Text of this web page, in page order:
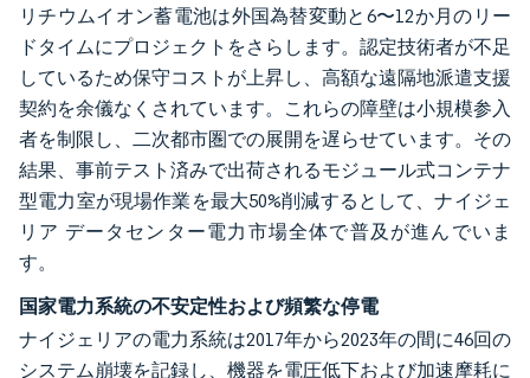
リチウムイオン蓄電池は外国為替変動と6〜12か月のリー
ドタイムにプロジェクトをさらします。認定技術者が不足
しているため保守コストが上昇し、高額な遠隔地派遣支援
契約を余儀なくされています。これらの障壁は小規模参入
者を制限し、二次都市圏での展開を遅らせています。その
結果、事前テスト済みで出荷されるモジュール式コンテナ
型電力室が現場作業を最大50%削減するとして、ナイジェ
リア データセンター電力市場全体で普及が進んでいま
す。
国家電力系統の不安定性および頻繁な停電
ナイジェリアの電力系統は2017年から2023年の間に46回の
システム崩壊を記録し、機器を電圧低下および加速摩耗に